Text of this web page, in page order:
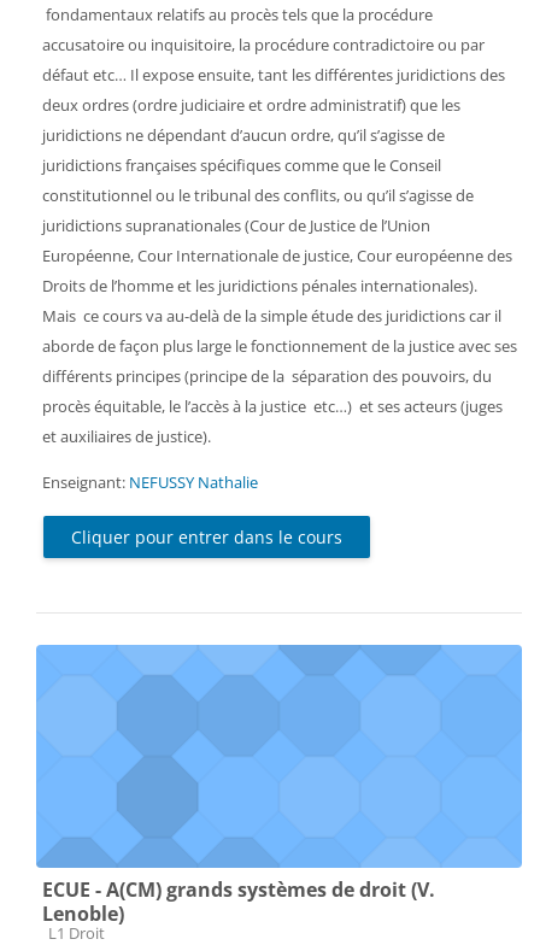
fondamentaux relatifs au procès tels que la procédure
accusatoire ou inquisitoire, la procédure contradictoire ou par
défaut etc… Il expose ensuite, tant les différentes juridictions des
deux ordres (ordre judiciaire et ordre administratif) que les
juridictions ne dépendant d’aucun ordre, qu’il s’agisse de
juridictions françaises spécifiques comme que le Conseil
constitutionnel ou le tribunal des conflits, ou qu’il s’agisse de
juridictions supranationales (Cour de Justice de l’Union
Européenne, Cour Internationale de justice, Cour européenne des
Droits de l’homme et les juridictions pénales internationales).
Mais ce cours va au-delà de la simple étude des juridictions car il
aborde de façon plus large le fonctionnement de la justice avec ses
différents principes (principe de la séparation des pouvoirs, du
procès équitable, le l’accès à la justice etc…) et ses acteurs (juges
et auxiliaires de justice).
Enseignant: NEFUSSY Nathalie
Cliquer pour entrer dans le cours
ECUE - A(CM) grands systèmes de droit (V.
Lenoble)
Catégorie de cours
L1 Droit